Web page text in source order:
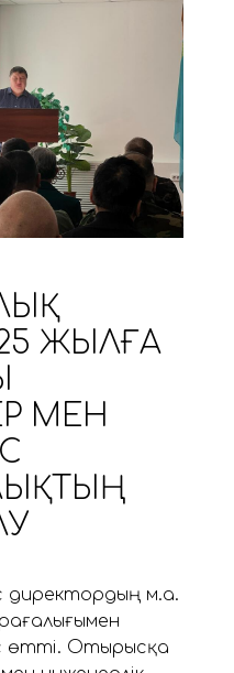
ЖЫЛҒА
МЕН
директордың м.а.
өтті. Отырысқа